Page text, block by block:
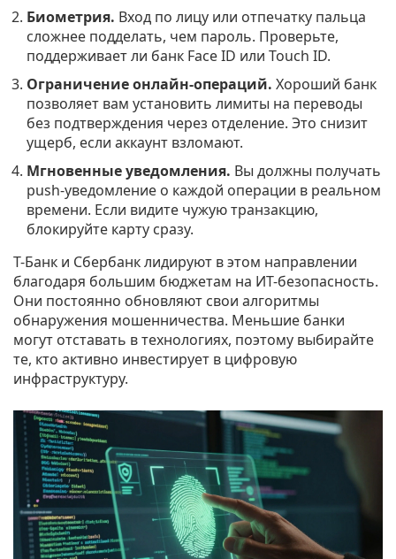
Биометрия. Вход по лицу или отпечатку пальца
сложнее подделать, чем пароль. Проверьте,
поддерживает ли банк Face ID или Touch ID.
Ограничение онлайн-операций. Хороший банк
позволяет вам установить лимиты на переводы
без подтверждения через отделение. Это снизит
ущерб, если аккаунт взломают.
Мгновенные уведомления. Вы должны получать
push-уведомление о каждой операции в реальном
времени. Если видите чужую транзакцию,
блокируйте карту сразу.
Т-Банк и Сбербанк лидируют в этом направлении
благодаря большим бюджетам на ИТ-безопасность.
Они постоянно обновляют свои алгоритмы
обнаружения мошенничества. Меньшие банки
могут отставать в технологиях, поэтому выбирайте
те, кто активно инвестирует в цифровую
инфраструктуру.